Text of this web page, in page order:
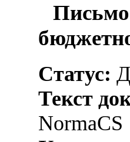
Статус:
Текст
NormaCS